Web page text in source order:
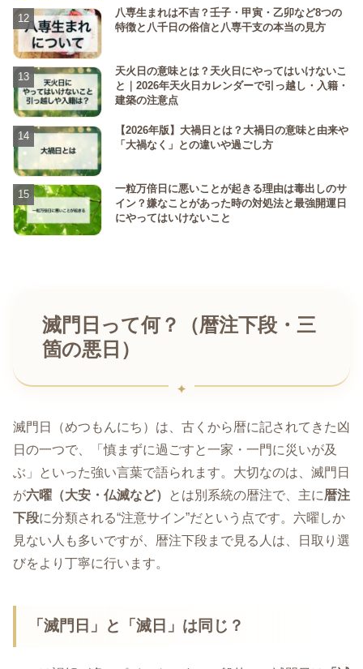
八専生まれは不吉？壬子・甲寅・乙卯など8つの
特徴と八千日の俗信と八専干支の本当の見方
天火日の意味とは？天火日にやってはいけないこ
と｜2026年天火日カレンダーで引っ越し・入籍・
建築の注意点
【2026年版】大禍日とは？大禍日の意味と由来や
「大禍なく」との違いや過ごし方
一粒万倍日に悪いことが起きる理由は毒出しのサ
イン？嫌なことがあった時の対処法と最強開運日
にやってはいけないこと
滅門日って何？（暦注下段・三
箇の悪日）
滅門日（めつもんにち）は、古くから暦に記されてきた凶
日の一つで、「慎まずに過ごすと一家・一門に災いが及
ぶ」といった強い言葉で語られます。大切なのは、滅門日
が六曜（大安・仏滅など） とは別系統の暦注で、主に暦注
下段に分類される“注意サイン”だという点です。六曜しか
見ない人も多いですが、暦注下段まで見る人は、日取り選
びをより丁寧に行います。
「滅門日」と「滅日」は同じ？